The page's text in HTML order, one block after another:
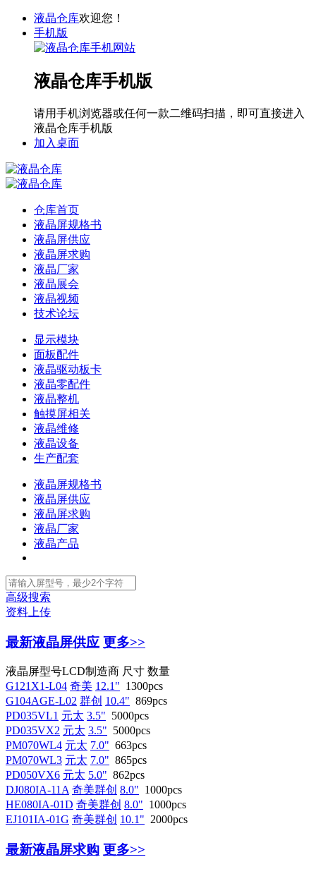
液晶仓库欢迎您！
手机版
液晶仓库手机版
请用手机浏览器或任何一款二维码扫描，即可直接进入
液晶仓库手机版
加入桌面
仓库首页
液晶屏规格书
液晶屏供应
液晶屏求购
液晶厂家
液晶展会
液晶视频
技术论坛
显示模块
面板配件
液晶驱动板卡
液晶零配件
液晶整机
触摸屏相关
液晶维修
液晶设备
生产配套
液晶屏规格书
液晶屏供应
液晶屏求购
液晶厂家
液晶产品
高级搜索
资料上传
最新液晶屏供应 更多>>
液晶屏型号LCD制造商 尺寸 数量
G121X1-L04 奇美 12.1" 1300pcs
G104AGE-L02 群创 10.4" 869pcs
PD035VL1 元太 3.5" 5000pcs
PD035VX2 元太 3.5" 5000pcs
PM070WL4 元太 7.0" 663pcs
PM070WL3 元太 7.0" 865pcs
PD050VX6 元太 5.0" 862pcs
DJ080IA-11A 奇美群创 8.0" 1000pcs
HE080IA-01D 奇美群创 8.0" 1000pcs
EJ101IA-01G 奇美群创 10.1" 2000pcs
最新液晶屏求购 更多>>